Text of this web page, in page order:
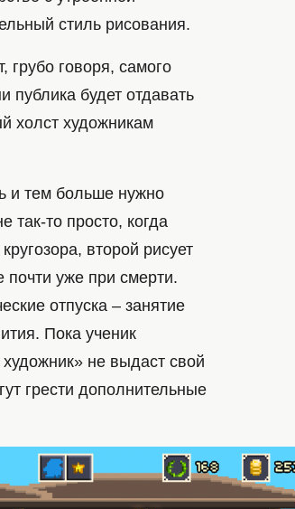
стиль рисования.
грубо говоря, самого
публика будет отдавать
холст художникам
и тем больше нужно
так-то просто, когда
второй рисует
почти уже при смерти.
отпуска – занятие
Пока ученик
не выдаст свой
грести дополнительные